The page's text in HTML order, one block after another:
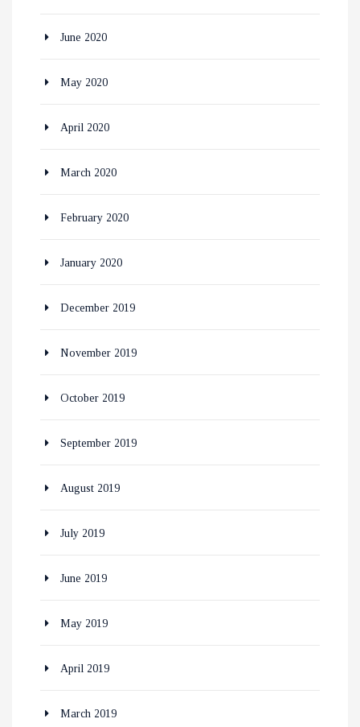
June 2020
May 2020
April 2020
March 2020
February 2020
January 2020
December 2019
November 2019
October 2019
September 2019
August 2019
July 2019
June 2019
May 2019
April 2019
March 2019